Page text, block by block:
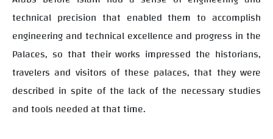
technical precision that enabled them to accomplish
engineering and technical excellence and progress in the
Palaces, so that their works impressed the historians,
travelers and visitors of these palaces, that they were
described in spite of the lack of the necessary studies
and tools needed at that time.